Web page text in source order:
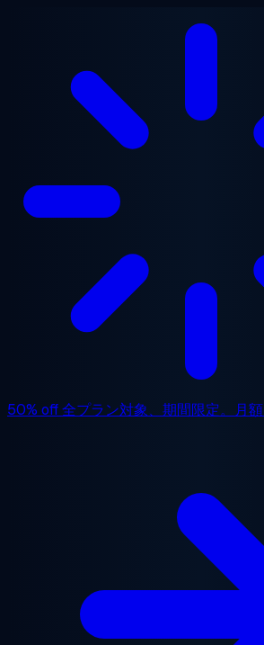
50% off全プラン対象、期間限定。月額